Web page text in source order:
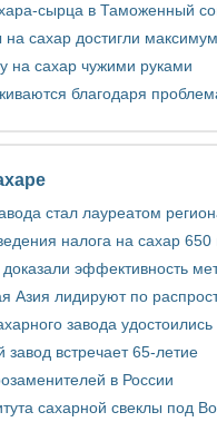
сырца в Таможенный
сахар достигли
на сахар чужими руками
благодаря
стал лауреатом
налога на сахар
эффективность
лидируют по
завода удостоились
завод встречает 65-летие
в России
сахарной свеклы под